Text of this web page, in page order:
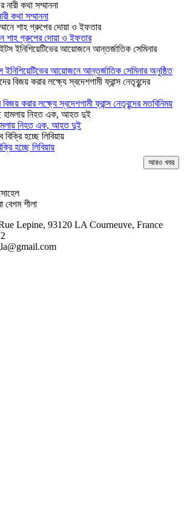
কথা সম্মাননা
শাহ গ্রুপের দোয়া ও ইফতার
ইনিশিয়েটিভের আয়োজনে আন্তর্জাতিক সেমিনার অনুষ্ঠিত
বিজয় করার লক্ষ্যে স্বদেশগামী ফ্রান্স নেতৃবৃন্দের মতবিনিময়
নিহত এক, আহত দুই
হচ্ছে লিবিয়ায়
আরও খবর
বেগম শীলা
Rue Lepine, 93120 LA Courneuve, France